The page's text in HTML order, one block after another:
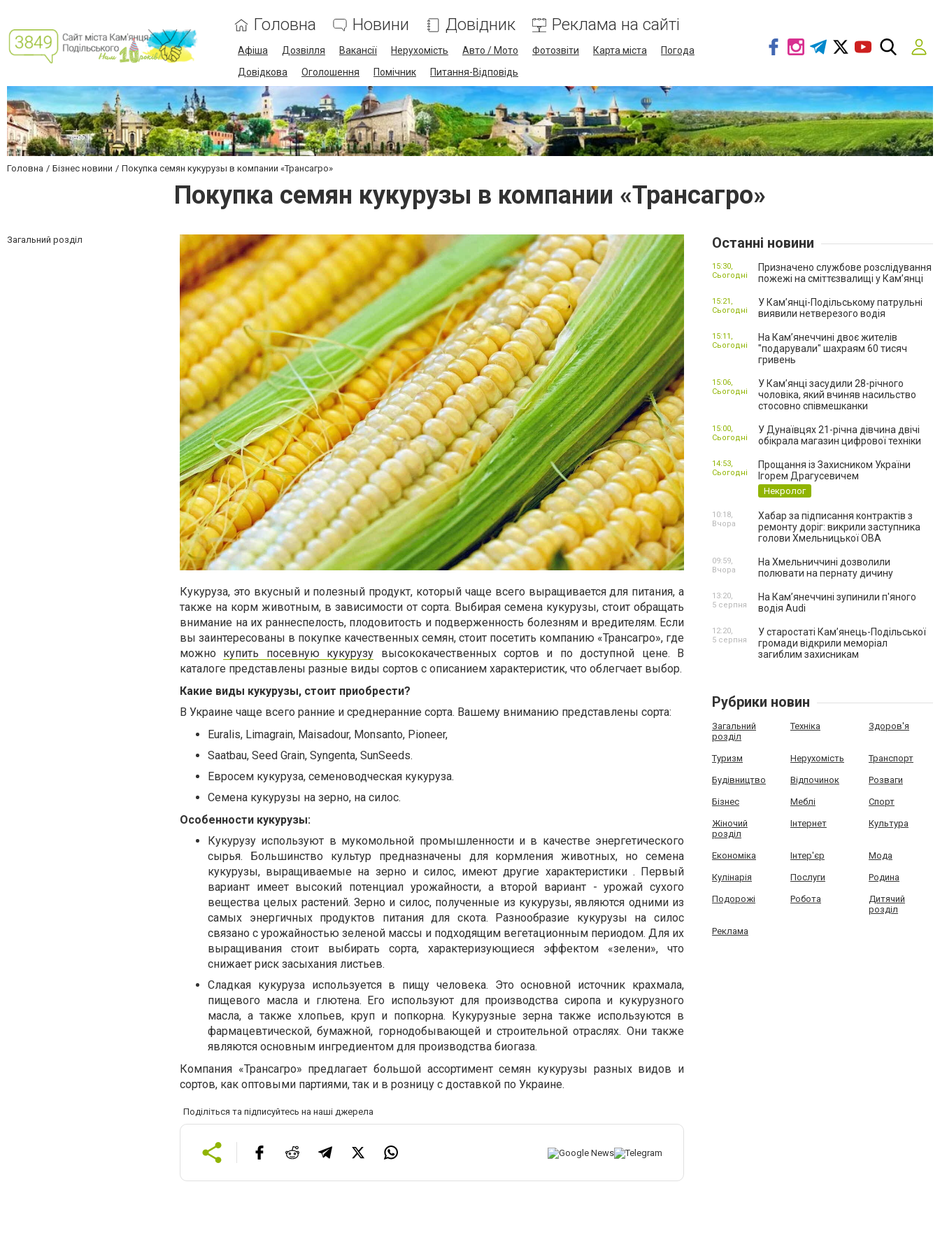
Головна Новини Довідник Реклама на сайті
Афіша Дозвілля Вакансії Нерухомість Авто / Мото Фотозвіти Карта міста
Погода
Довідкова
Оголошення Помічник Питання-Відповідь
Головна Бізнес новини Покупка семян кукурузы в компании «Трансагро»
Покупка семян кукурузы в компании «Трансагро»
Загальний розділ
Кукуруза, это вкусный и полезный продукт, который чаще всего выращивается для питания, а
также на корм животным, в зависимости от сорта. Выбирая семена кукурузы, стоит обращать
внимание на их раннеспелость, плодовитость и подверженность болезням и вредителям. Если
вы заинтересованы в покупке качественных семян, стоит посетить компанию «Трансагро», где
можно купить посевную кукурузу высококачественных сортов и по доступной цене. В
каталоге представлены разные виды сортов с описанием характеристик, что облегчает выбор.
Какие виды кукурузы, стоит приобрести?
В Украине чаще всего ранние и среднеранние сорта. Вашему вниманию представлены сорта:
Euralis, Limagrain, Maisadour, Monsanto, Pioneer,
Saatbau, Seed Grain, Syngenta, SunSeeds.
Евросем кукуруза, семеноводческая кукуруза.
Семена кукурузы на зерно, на силос.
Особенности кукурузы:
Кукурузу используют в мукомольной промышленности и в качестве энергетического
сырья. Большинство культур предназначены для кормления животных, но семена
кукурузы, выращиваемые на зерно и силос, имеют другие характеристики . Первый
вариант имеет высокий потенциал урожайности, а второй вариант - урожай сухого
вещества целых растений. Зерно и силос, полученные из кукурузы, являются одними из
самых энергичных продуктов питания для скота. Разнообразие кукурузы на силос
связано с урожайностью зеленой массы и подходящим вегетационным периодом. Для их
выращивания стоит выбирать сорта, характеризующиеся эффектом «зелени», что
снижает риск засыхания листьев.
Сладкая кукуруза используется в пищу человека. Это основной источник крахмала,
пищевого масла и глютена. Его используют для производства сиропа и кукурузного
масла, а также хлопьев, круп и попкорна. Кукурузные зерна также используются в
фармацевтической, бумажной, горнодобывающей и строительной отраслях. Они также
являются основным ингредиентом для производства биогаза.
Компания «Трансагро» предлагает большой ассортимент семян кукурузы разных видов и
сортов, как оптовыми партиями, так и в розницу с доставкой по Украине.
Поділіться та підписуйтесь на наші джерела
Останні новини
Призначено службове розслідування
пожежі на сміттєзвалищі у Кам’янці
15:30,
Сьогодні
У Кам’янці-Подільському патрульні
виявили нетверезого водія
15:21,
Сьогодні
На Камʼянеччині двоє жителів
"подарували" шахраям 60 тисяч
гривень
15:11,
Сьогодні
У Камʼянці засудили 28-річного
чоловіка, який вчиняв насильство
стосовно співмешканки
15:06,
Сьогодні
У Дунаївцях 21-річна дівчина двічі
обікрала магазин цифрової техніки
15:00,
Сьогодні
Прощання із Захисником України
Ігорем Драгусевичем
Некролог
14:53,
Сьогодні
Хабар за підписання контрактів з
ремонту доріг: викрили заступника
голови Хмельницької ОВА
10:18,
Вчора
На Хмельниччині дозволили
полювати на пернату дичину
09:59,
Вчора
На Камʼянеччині зупинили п'яного
водія Audi
13:20,
5 серпня
У старостаті Кам’янець-Подільської
громади відкрили меморіал
загиблим захисникам
12:20,
5 серпня
Рубрики новин
Загальний
розділ
Техніка Здоров'я
Туризм Нерухомість Транспорт
Будівництво Відпочинок Розваги
Бізнес Меблі Спорт
Жіночий
розділ
Інтернет Культура
Економіка Інтер'єр Мода
Кулінарія Послуги Родина
Подорожі Робота
Дитячий
розділ
Реклама